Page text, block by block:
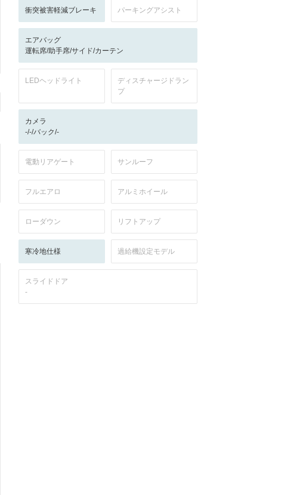
衝突被害軽減ブレーキ パーキングアシスト
エアバッグ
運転席/助手席/サイド/カーテン
LEDヘッドライト
ディスチャージドラン
プ
カメラ
-/-/バック/-
電動リアゲート サンルーフ
フルエアロ アルミホイール
ローダウン リフトアップ
寒冷地仕様 過給機設定モデル
スライドドア
-